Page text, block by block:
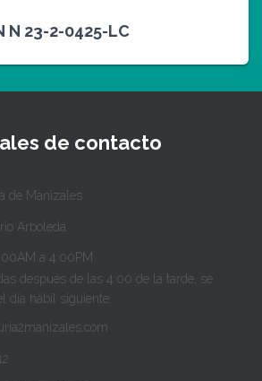
N 23-2-0425-LC
de contacto
de Manizales
Arboleda
a 4:00PM
después de las 4:00 de la tarde, se
día hábil siguiente.